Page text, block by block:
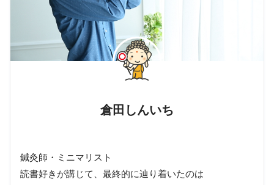
倉田しんいち
鍼灸師・ミニマリスト
読書好きが講じて、最終的に辿り着いたのは